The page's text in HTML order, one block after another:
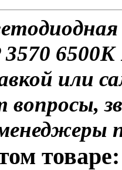
или
вопросы,
товаре: